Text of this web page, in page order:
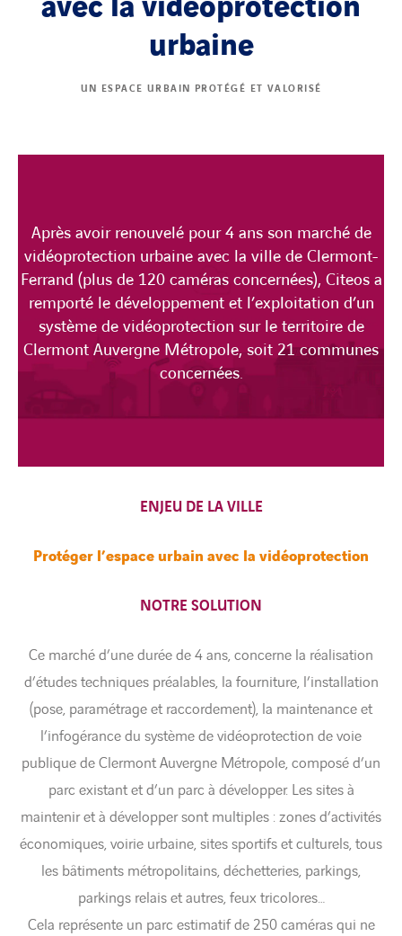
urbaine
UN ESPACE URBAIN PROTÉGÉ ET VALORISÉ
Après avoir renouvelé pour 4 ans son marché de
vidéoprotection urbaine avec la ville de Clermont-
Ferrand (plus de 120 caméras concernées), Citeos a
remporté le développement et l’exploitation d’un
système de vidéoprotection sur le territoire de
Clermont Auvergne Métropole, soit 21 communes
concernées.
ENJEU DE LA VILLE
Protéger l’espace urbain avec la vidéoprotection
NOTRE SOLUTION
Ce marché d’une durée de 4 ans, concerne la réalisation
d’études techniques préalables, la fourniture, l’installation
(pose, paramétrage et raccordement), la maintenance et
l’infogérance du système de vidéoprotection de voie
publique de Clermont Auvergne Métropole, composé d’un
parc existant et d’un parc à développer. Les sites à
maintenir et à développer sont multiples : zones d’activités
économiques, voirie urbaine, sites sportifs et culturels, tous
les bâtiments métropolitains, déchetteries, parkings,
parkings relais et autres, feux tricolores…
Cela représente un parc estimatif de 250 caméras qui ne